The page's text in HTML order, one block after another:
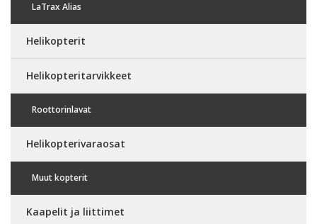
LaTrax Alias
Helikopterit
Helikopteritarvikkeet
Roottorinlavat
Helikopterivaraosat
Muut kopterit
Kaapelit ja liittimet